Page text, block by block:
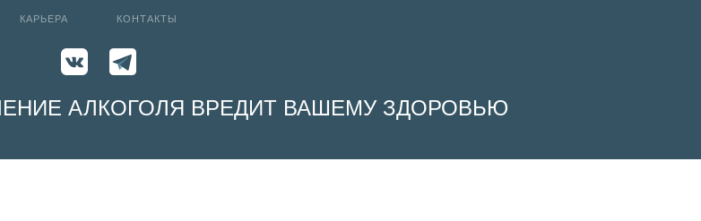
КАРЬЕРА КОНТАКТЫ
АЛКОГОЛЯ ВРЕДИТ ВАШЕМУ ЗДОРОВЬЮ